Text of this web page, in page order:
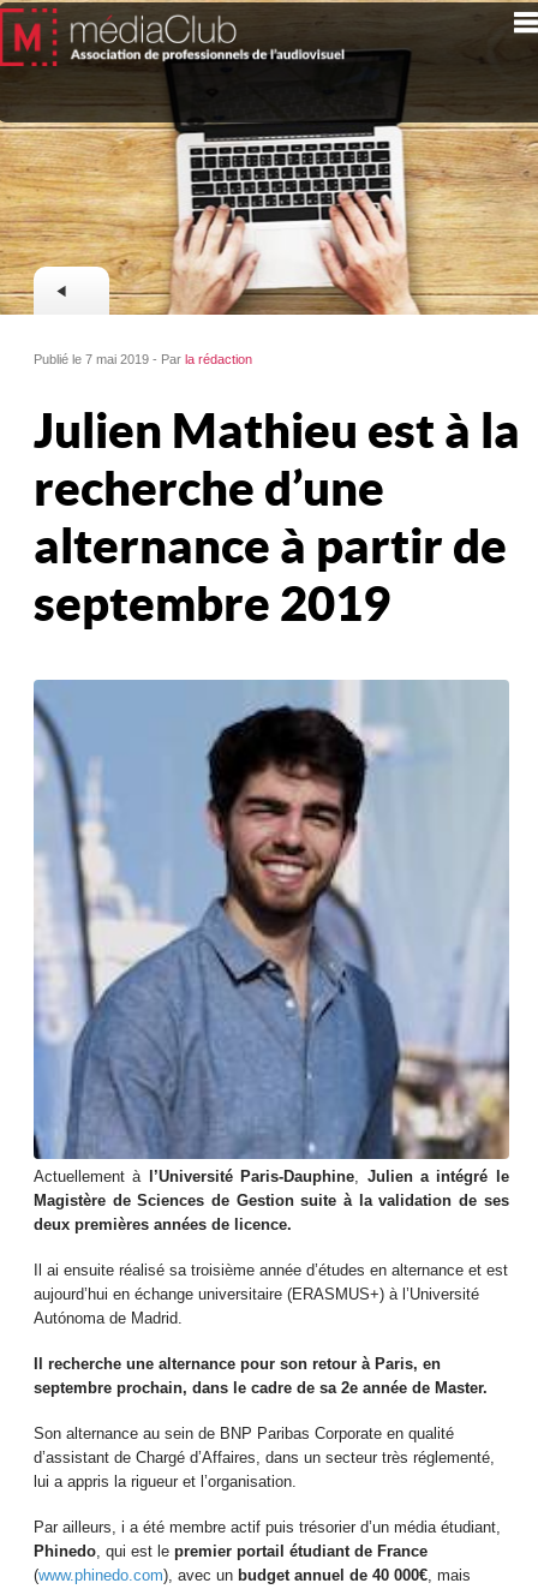
Publié le 7 mai 2019 - Parla rédaction
Julien Mathieu est à la
recherche d’une
alternance à partir de
septembre 2019
Actuellement à l’Université Paris-Dauphine, Julien a intégré le
Magistère de Sciences de Gestion suite à la validation de ses
deux premières années de licence.
Il ai ensuite réalisé sa troisième année d’études en alternance et est
aujourd’hui en échange universitaire (ERASMUS+) à l’Université
Autónoma de Madrid.
Il recherche une alternance pour son retour à Paris, en
septembre prochain, dans le cadre de sa 2e année de Master.
Son alternance au sein de BNP Paribas Corporate en qualité
d’assistant de Chargé d’Affaires, dans un secteur très réglementé,
lui a appris la rigueur et l’organisation.
Par ailleurs, i a été membre actif puis trésorier d’un média étudiant,
Phinedo, qui est lepremier portail étudiant de France
(www.phinedo.com), avec un budget annuel de 40 000€, mais